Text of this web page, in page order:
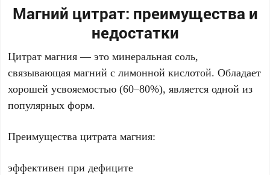
Магний цитрат: преимущества и
недостатки
Цитрат магния — это минеральная соль,
связывающая магний с лимонной кислотой. Обладает
хорошей усвояемостью (60–80%), является одной из
популярных форм.
Преимущества цитрата магния:
эффективен при дефиците